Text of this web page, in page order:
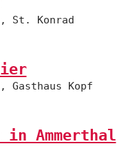
St. Konrad
Gasthaus Kopf
Ammerthal